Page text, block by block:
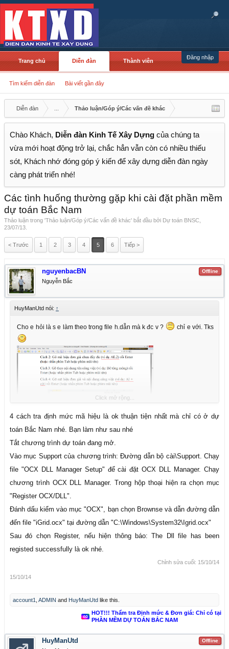
Đăng nhập
Trang chủ Diễn đàn
Tìm kiếm diễn đàn Bài viết gần đây
Thành viên
Diễn đàn Thảo luận/Góp ý/Các vấn đề khác
Chào Khách, Diễn đàn Kinh Tế Xây Dựng của chúng ta
vừa mới hoạt động trở lại, chắc hẳn vẫn còn có nhiều thiếu
sót, Khách nhớ đóng góp ý kiến để xây dựng diễn đàn ngày
càng phát triển nhé!
Các tình huống thường gặp khi cài đặt phần mềm
dự toán Bắc Nam
Thảo luận trong 'Thảo luận/Góp ý/Các vấn đề khác' bắt đầu bởi Dự toán BNSC
23/07/13
< Trước 1 2 3 4 5 6 Tiếp >
Offline
nguyenbacBN
Nguyễn Bắc
HuyManUtd nói: ↑
Cho e hỏi là s e làm theo trong file h.dẫn mà k đc v ? chỉ e với. Tks
Click mở rộng...
4 cách tra định mức mã hiệu là ok thuận tiện nhất mà chỉ có ở dự
toán Bắc Nam nhé. Bạn làm như sau nhé
Tắt chương trình dự toán đang mở.
Vào mục Support của chương trình: Đường dẫn bộ cài\Support. Chạy
file "OCX DLL Manager Setup" để cài đặt OCX DLL Manager. Chạy
chương trình OCX DLL Manager. Trong hộp thoại hiện ra chọn mục
"Register OCX/DLL".
Đánh dấu kiểm vào mục "OCX", bạn chọn Brownse và dẫn đường dẫn
đến file "iGrid.ocx" tại đường dẫn "C:\Windows\System32\Igrid.ocx"
Sau đó chọn Register, nếu hiện thông báo: The Dll file has been
registed successfully là ok nhé.
Chỉnh sửa cuối: 15/10/14
15/10/14
account1 ADMIN and HuyManUtd like this.
HOT!!! Thẩm tra Định mức & Đơn giá: Chỉ có tại
PHẦN MỀM DỰ TOÁN BẮC NAM
Offline
HuyManUtd